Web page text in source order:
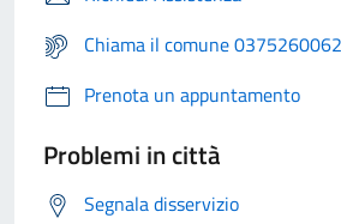
Chiama il comune 0375260062
Prenota un appuntamento
Problemi in città
Segnala disservizio